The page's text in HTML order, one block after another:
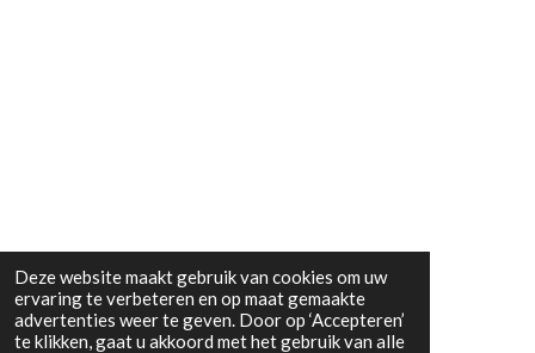
Deze website maakt gebruik van cookies om uw
ervaring te verbeteren en op maat gemaakte
advertenties weer te geven. Door op ‘Accepteren’
te klikken, gaat u akkoord met het gebruik van alle